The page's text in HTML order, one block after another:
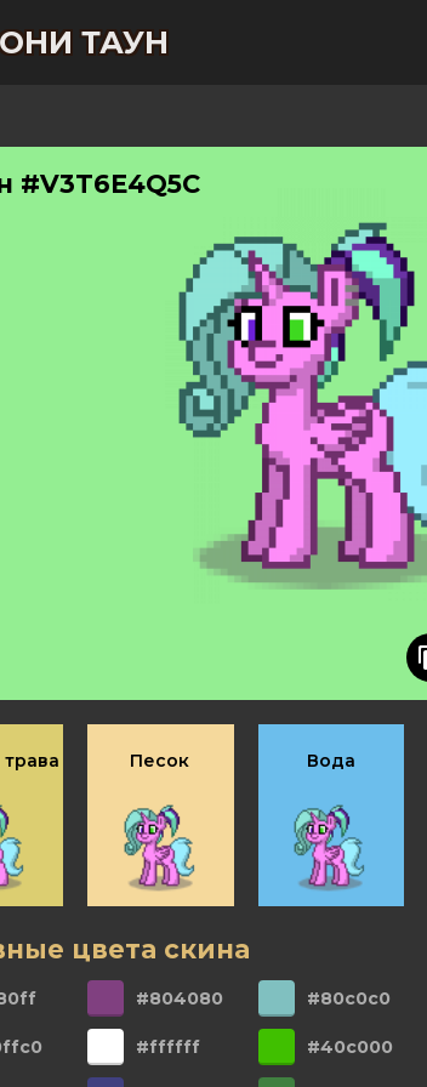
ТАУН
#V3T6E4Q5C
Песок Вода
цвета скина
#804080 #80c0c0
#ffffff #40c000